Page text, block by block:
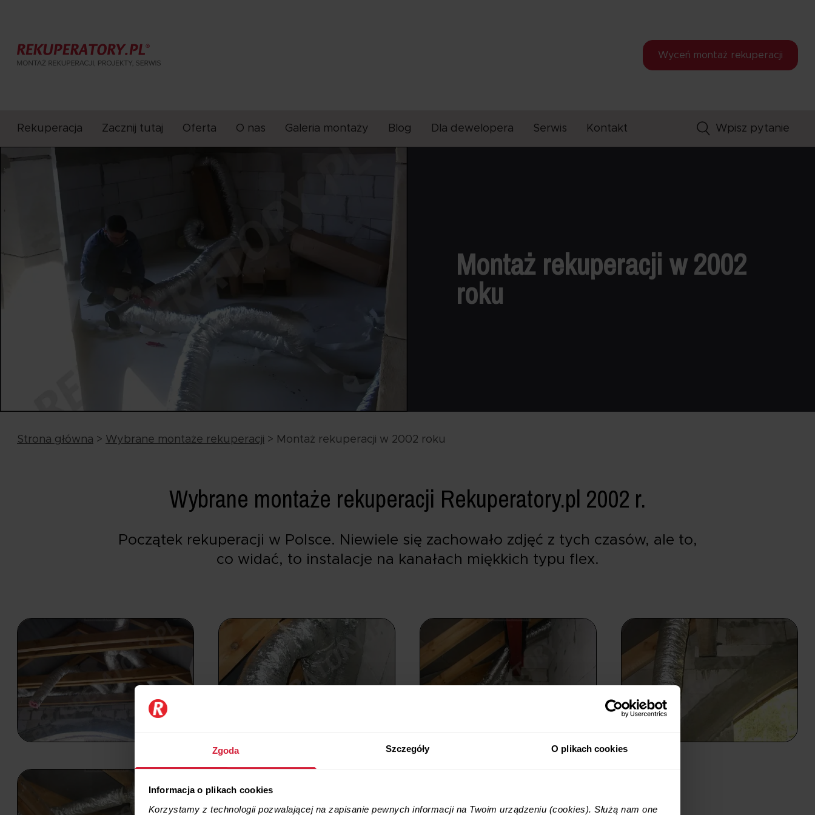
Zgoda Szczegóły O plikach cookies
Informacja o plikach cookies
Korzystamy z technologii pozwalającej na zapisanie pewnych informacji na Twoim urządzeniu (cookies). Służą nam one
Wyceń montaż rekuperacji
Rekuperacja Zacznij tutaj Oferta O nas Galeria montaży Blog Dla dewelopera Serwis Kontakt
Montaż rekuperacji w 2002
roku
Strona główna > Wybrane montaże rekuperacji > Montaż rekuperacji w 2002 roku
Wybrane montaże rekuperacji Rekuperatory.pl 2002 r.
Początek rekuperacji w Polsce. Niewiele się zachowało zdjęć z tych czasów, ale to,
co widać, to instalacje na kanałach miękkich typu flex.